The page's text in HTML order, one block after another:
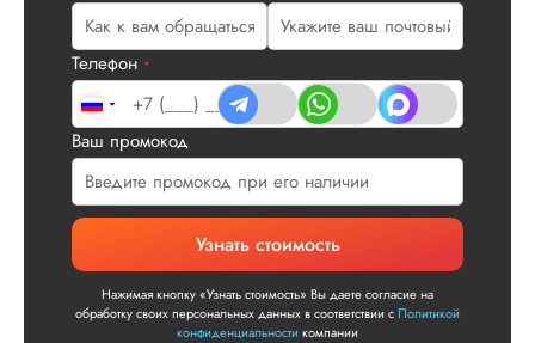
Телефон *
Ваш промокод
Узнать стоимость
Нажимая кнопку «Узнать стоимость» Вы даете согласие на
обработку своих персональных данных в соответствии сПолитикой
конфиденциальностикомпании
плане. Научруки
не задалбывали,
и сказал...
улыбкой! Спасибо.
Ответ от
Сергей